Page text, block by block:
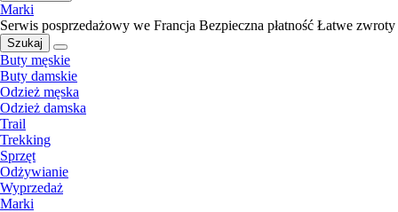
Marki
Serwis posprzedażowy we Francja Bezpieczna płatność Łatwe zwroty
Szukaj
Buty męskie
Buty damskie
Odzież męska
Odzież damska
Trail
Trekking
Sprzęt
Odżywianie
Wyprzedaż
Marki